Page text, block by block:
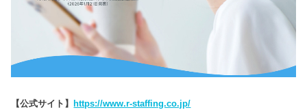
【公式サイト】 https://www.r-staffing.co.jp/